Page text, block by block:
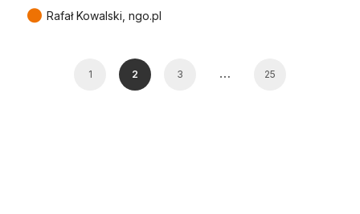
● Rafał Kowalski, ngo.pl
1 2 3 … 25